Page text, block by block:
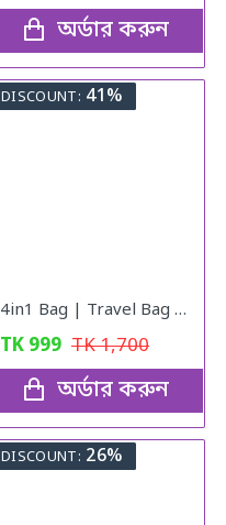
অর্ডার করুন
DISCOUNT: 41%
4in1 Bag | Travel Bag | Gym Bag | Carry Shoe | V10
TK 999 TK1,700
অর্ডার করুন
DISCOUNT: 26%